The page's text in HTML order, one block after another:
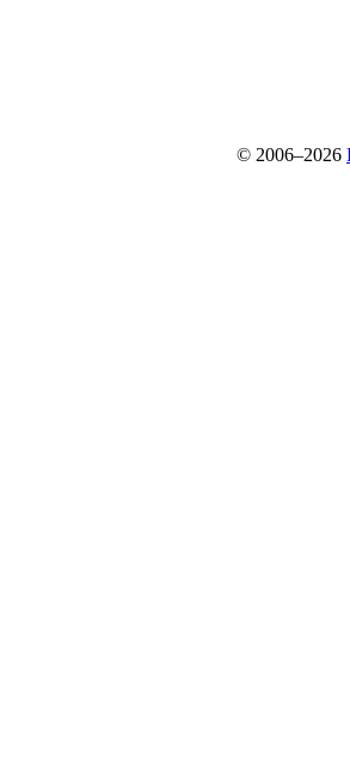
© 2006–2026